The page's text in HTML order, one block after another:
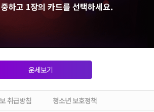
하고 1장의 카드를 선택하세요.
운세보기
취급방침 청소년 보호정책